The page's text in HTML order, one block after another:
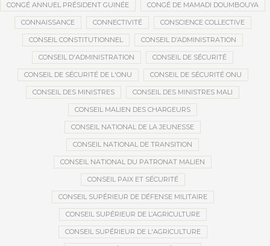
CONGÉ ANNUEL PRÉSIDENT GUINÉE CONGÉ DE MAMADI DOUMBOUYA
CONNAISSANCE CONNECTIVITÉ CONSCIENCE COLLECTIVE
CONSEIL CONSTITUTIONNEL CONSEIL D’ADMINISTRATION
CONSEIL D'ADMINISTRATION CONSEIL DE SÉCURITÉ
CONSEIL DE SÉCURITÉ DE L'ONU CONSEIL DE SÉCURITÉ ONU
CONSEIL DES MINISTRES CONSEIL DES MINISTRES MALI
CONSEIL MALIEN DES CHARGEURS
CONSEIL NATIONAL DE LA JEUNESSE
CONSEIL NATIONAL DE TRANSITION
CONSEIL NATIONAL DU PATRONAT MALIEN
CONSEIL PAIX ET SÉCURITÉ
CONSEIL SUPÉRIEUR DE DÉFENSE MILITAIRE
CONSEIL SUPÉRIEUR DE L’AGRICULTURE
CONSEIL SUPÉRIEUR DE L'AGRICULTURE